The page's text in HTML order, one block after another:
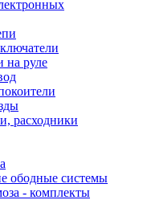
на руле
расходники
ободные системы
- комплекты